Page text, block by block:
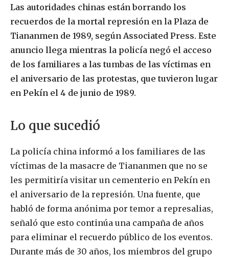
Las autoridades chinas están borrando los
recuerdos de la mortal represión en la Plaza de
Tiananmen de 1989, según Associated Press. Este
anuncio llega mientras la policía negó el acceso
de los familiares a las tumbas de las víctimas en
el aniversario de las protestas, que tuvieron lugar
en Pekín el 4 de junio de 1989.
Lo que sucedió
La policía china informó a los familiares de las
víctimas de la masacre de Tiananmen que no se
les permitiría visitar un cementerio en Pekín en
el aniversario de la represión. Una fuente, que
habló de forma anónima por temor a represalias,
señaló que esto continúa una campaña de años
para eliminar el recuerdo público de los eventos.
Durante más de 30 años, los miembros del grupo